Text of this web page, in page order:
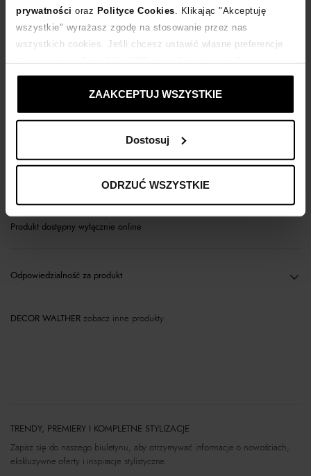
prywatności oraz Polityce Cookies . Klikając "Akceptuję
wszystkie" wyrażasz zgodę na stosowanie przez nas
wszystkich cookies. Jeśli chcesz ustawić własne preferencje
ustawienia prywatności.
ZAAKCEPTUJ WSZYSTKIE
Dostosuj
ODRZUĆ WSZYSTKIE
Kup teraz, Zapłać później!
Produkt dostępny wyłącznie online
Odpowiedzialność za produkt
DECOR WALTHER zobacz inne produkty
TRENDY, PREMIERY I KOMPLETNE STYLIZACJE
Zapisz się do naszego biuletynu, aby otrzymywać informacje o nowościach,
ekskluzywne oferty i inspiracje stylistyczne.